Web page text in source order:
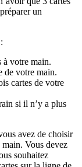
un
à votre main.
de votre main.
cartes de votre
si il n’y a plus
avez de choisir
Vous devez
souhaitez